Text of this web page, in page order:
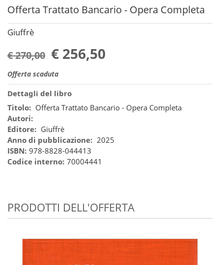
Offerta Trattato Bancario - Opera Completa
Giuffrè
€ 270,00 € 256,50
Offerta scaduta
Dettagli del libro
Titolo: Offerta Trattato Bancario - Opera Completa
Autori:
Editore: Giuffrè
Anno di pubblicazione: 2025
ISBN: 978-8828-044413
Codice interno: 70004441
PRODOTTI DELL'OFFERTA